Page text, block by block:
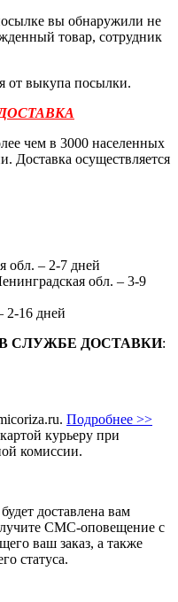
вы обнаружили не
товар, сотрудник
от выкупа посылки.
чем в 3000 населенных
Доставка осуществляется
обл. – 2-7 дней
обл. – 3-9
2-16 дней
СЛУЖБЕ ДОСТАВКИ:
Подробнее >>
курьеру при
комиссии.
доставлена вам
СМС-оповещение с
ваш заказ, а также
статуса.